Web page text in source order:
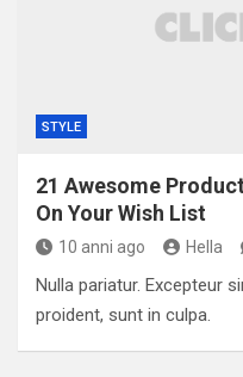
STYLE
21 Awesome
On Your Wish List
10 anni ago Hella
Nulla pariatur. Excepteur
proident, sunt in culpa.